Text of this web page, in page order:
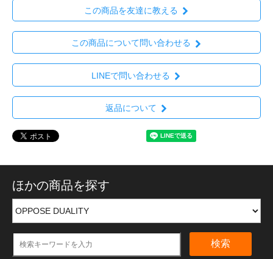
この商品を友達に教える
この商品について問い合わせる
LINEで問い合わせる
返品について
ほかの商品を探す
検索